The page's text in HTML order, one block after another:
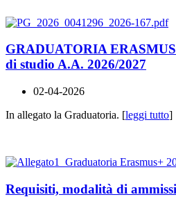
GRADUATORIA
di studio A.A. 2026/2027
02-04-2026
In allegato la Graduatoria. [leggi tutto]
Requisiti, modalità di